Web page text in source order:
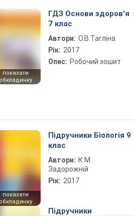
показати
обкладинку
ГДЗ Основи здоров'я
7 клас
Автори: О.В.Тагліна
Рік: 2017
Опис: Робочий зошит
показати
обкладинку
Підручники Біологія 9
клас
Автори: К.М.
Задорожній
Рік: 2017
Підручники